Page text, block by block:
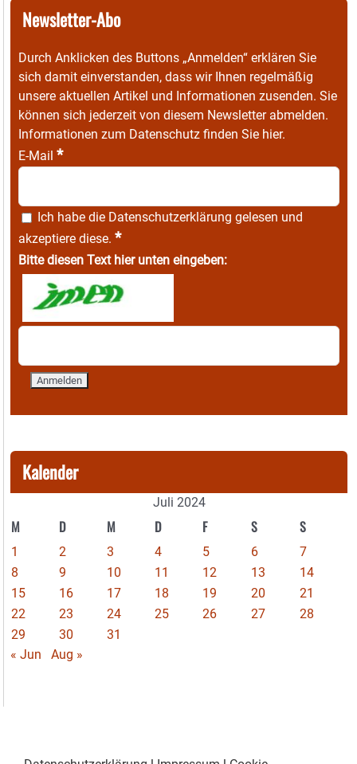
Newsletter-Abo
Durch Anklicken des Buttons „Anmelden“ erklären Sie
sich damit einverstanden, dass wir Ihnen regelmäßig
unsere aktuellen Artikel und Informationen zusenden. Sie
können sich jederzeit von diesem Newsletter abmelden.
Informationen zum Datenschutz finden Sie hier.
E-Mail *
Ich habe die Datenschutzerklärung gelesen und
akzeptiere diese. *
Bitte diesen Text hier unten eingeben:
Kalender
Juli 2024
M D M D F S S
1 2 3 4 5 6
7
8
9 10 11 12 13
14
15
16 17 18 19 20
21
22
23 24 25 26 27
28
29
30
31
« Jun
Aug »